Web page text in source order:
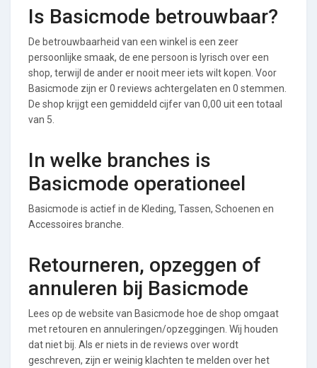
Is Basicmode betrouwbaar?
De betrouwbaarheid van een winkel is een zeer
persoonlijke smaak, de ene persoon is lyrisch over een
shop, terwijl de ander er nooit meer iets wilt kopen. Voor
Basicmode zijn er 0 reviews achtergelaten en 0 stemmen.
De shop krijgt een gemiddeld cijfer van 0,00 uit een totaal
van 5.
In welke branches is
Basicmode operationeel
Basicmode is actief in de Kleding, Tassen, Schoenen en
Accessoires branche.
Retourneren, opzeggen of
annuleren bij Basicmode
Lees op de website van Basicmode hoe de shop omgaat
met retouren en annuleringen/opzeggingen. Wij houden
dat niet bij. Als er niets in de reviews over wordt
geschreven, zijn er weinig klachten te melden over het